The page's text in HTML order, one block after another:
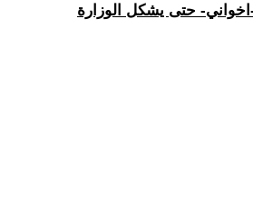
اخواني- حتى يشكل الوزارة